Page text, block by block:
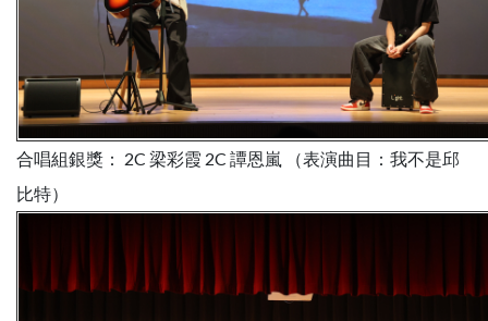
合唱組銀獎： 2C 梁彩霞 2C 譚恩嵐 （表演曲目：我不是邱
比特）